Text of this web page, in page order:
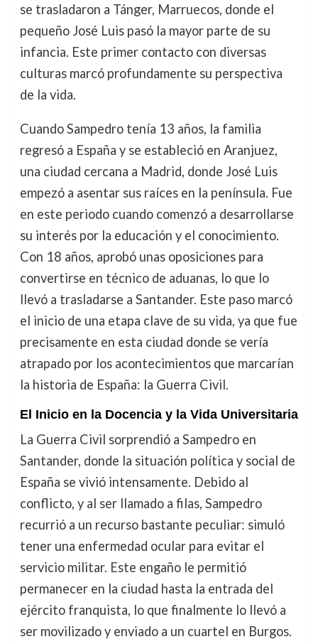
se trasladaron a Tánger, Marruecos, donde el
pequeño José Luis pasó la mayor parte de su
infancia. Este primer contacto con diversas
culturas marcó profundamente su perspectiva
de la vida.
Cuando Sampedro tenía 13 años, la familia
regresó a España y se estableció en Aranjuez,
una ciudad cercana a Madrid, donde José Luis
empezó a asentar sus raíces en la península. Fue
en este periodo cuando comenzó a desarrollarse
su interés por la educación y el conocimiento.
Con 18 años, aprobó unas oposiciones para
convertirse en técnico de aduanas, lo que lo
llevó a trasladarse a Santander. Este paso marcó
el inicio de una etapa clave de su vida, ya que fue
precisamente en esta ciudad donde se vería
atrapado por los acontecimientos que marcarían
la historia de España: la Guerra Civil.
El Inicio en la Docencia y la Vida Universitaria
La Guerra Civil sorprendió a Sampedro en
Santander, donde la situación política y social de
España se vivió intensamente. Debido al
conflicto, y al ser llamado a filas, Sampedro
recurrió a un recurso bastante peculiar: simuló
tener una enfermedad ocular para evitar el
servicio militar. Este engaño le permitió
permanecer en la ciudad hasta la entrada del
ejército franquista, lo que finalmente lo llevó a
ser movilizado y enviado a un cuartel en Burgos.